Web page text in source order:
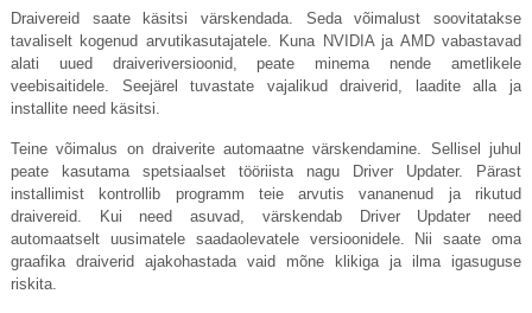
Draivereid saate käsitsi värskendada. Seda võimalust soovitatakse
tavaliselt kogenud arvutikasutajatele. Kuna NVIDIA ja AMD vabastavad
alati uued draiveriversioonid, peate minema nende ametlikele
veebisaitidele. Seejärel tuvastate vajalikud draiverid, laadite alla ja
installite need käsitsi.
Teine võimalus on draiverite automaatne värskendamine. Sellisel juhul
peate kasutama spetsiaalset tööriista nagu Driver Updater. Pärast
installimist kontrollib programm teie arvutis vananenud ja rikutud
draivereid. Kui need asuvad, värskendab Driver Updater need
automaatselt uusimatele saadaolevatele versioonidele. Nii saate oma
graafika draiverid ajakohastada vaid mõne klikiga ja ilma igasuguse
riskita.